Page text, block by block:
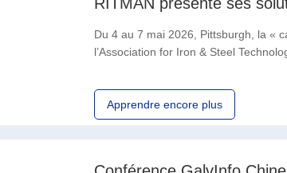
Du 4 au 7 mai 2026, Pittsburgh, la «
l’Association for Iron & Steel
Apprendre encore plus